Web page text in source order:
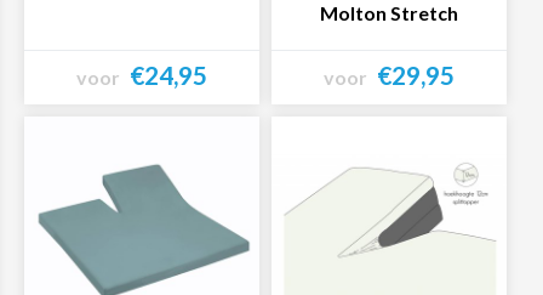
voor €24,95
Molton Stretch
voor €29,95